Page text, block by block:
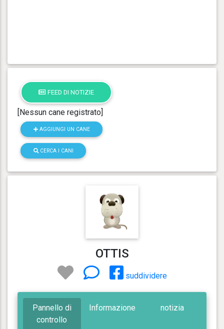
FEED DI NOTIZIE
[Nessun cane registrato]
AGGIUNGI UN CANE
CERCA I CANI
OTTIS
suddividere
Pannello di
controllo
Informazione notizia